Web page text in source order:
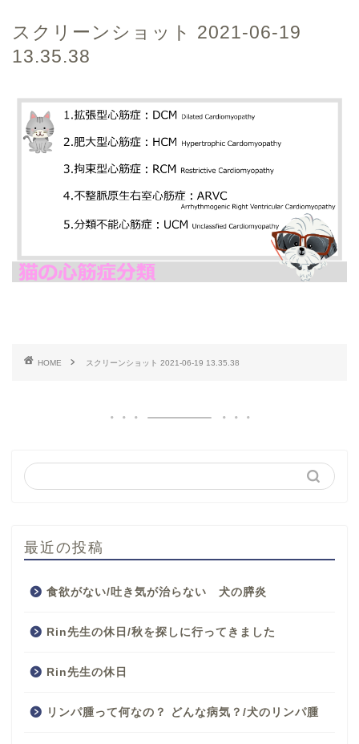
スクリーンショット 2021-06-19
13.35.38
HOME スクリーンショット 2021-06-19 13.35.38
最近の投稿
食欲がない/吐き気が治らない 犬の膵炎
Rin先生の休日/秋を探しに行ってきました
Rin先生の休日
リンパ腫って何なの？ どんな病気？/犬のリンパ腫